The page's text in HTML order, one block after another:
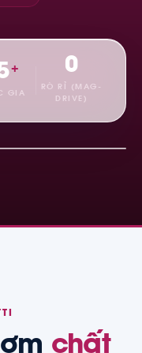
+
GIA
0
RÒ RỈ (MAG-
DRIVE)
chất